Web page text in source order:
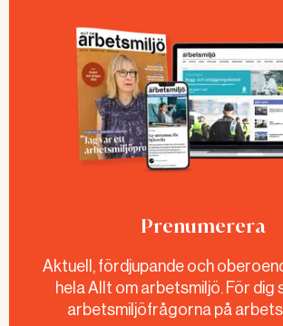
Prenumerera
Aktuell, fördjupande och
hela Allt om arbetsmiljö. För dig
arbetsmiljöfrågorna på